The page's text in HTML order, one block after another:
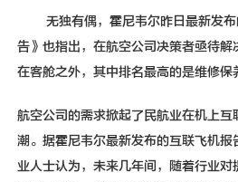
无独有偶，霍尼韦尔昨日最新发布的《霍尼韦尔互联飞机报
告》也指出，在航空公司决策者亟待
在客舱之外，其中排名最高的是维修保
航空公司的需求掀起了民航业在机上互联技术领域的新一波投资浪
潮。据霍尼韦尔最新发布的互联飞机
业人士认为，未来几年间，随着行业